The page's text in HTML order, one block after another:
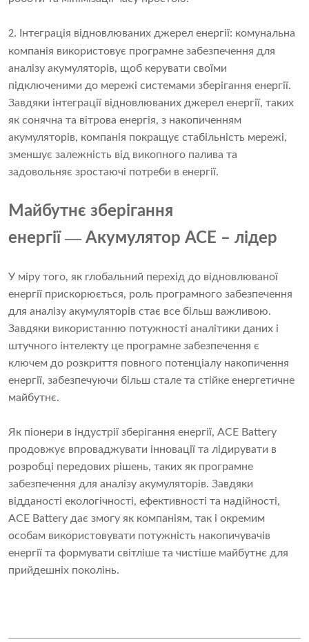
2.
Інтеграція відновлюваних джерел енергії: комунальна
компанія використовує програмне забезпечення для
аналізу акумуляторів, щоб керувати своїми
підключеними до мережі системами зберігання енергії.
Завдяки інтеграції відновлюваних джерел енергії, таких
як сонячна та вітрова енергія, з накопиченням
акумуляторів, компанія покращує стабільність мережі,
зменшує залежність від викопного палива та
задовольняє зростаючі потреби в енергії.
Майбутнє зберігання
енергії—Акумулятор ACE – лідер
У міру того, як глобальний перехід до відновлюваної
енергії прискорюється, роль програмного забезпечення
для аналізу акумуляторів стає все більш важливою.
Завдяки використанню потужності аналітики даних і
штучного інтелекту це програмне забезпечення є
ключем до розкриття повного потенціалу накопичення
енергії, забезпечуючи більш стале та стійке енергетичне
майбутнє.
Як піонери в індустрії зберігання енергії, ACE Battery
продовжує впроваджувати інновації та лідирувати в
розробці передових рішень, таких як програмне
забезпечення для аналізу акумуляторів. Завдяки
відданості екологічності, ефективності та надійності,
ACE Battery дає змогу як компаніям, так і окремим
особам використовувати потужність накопичувачів
енергії та формувати світліше та чистіше майбутнє для
прийдешніх поколінь.